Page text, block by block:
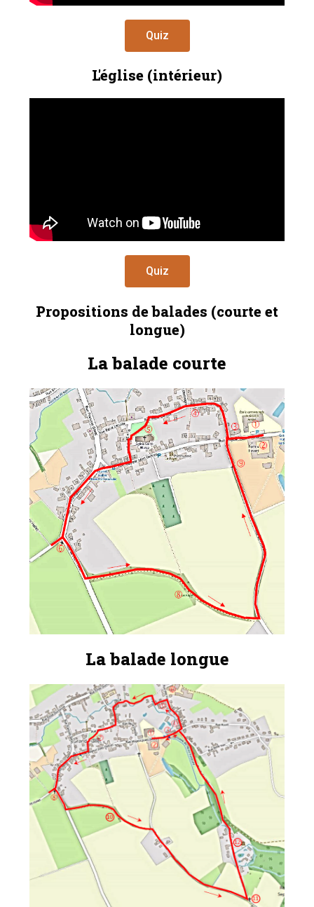
Quiz
L'église (intérieur)
Quiz
Propositions de balades (courte et
longue)
La balade courte
La balade longue